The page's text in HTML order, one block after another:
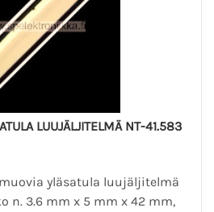
LUUJÄLJITELMÄ NT-41.583
muovia yläsatula luujäljitelmä
n. 3.6 mm x 5 mm x 42 mm,